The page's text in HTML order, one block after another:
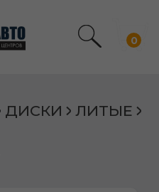
0
ДИСКИ
ЛИТЫЕ